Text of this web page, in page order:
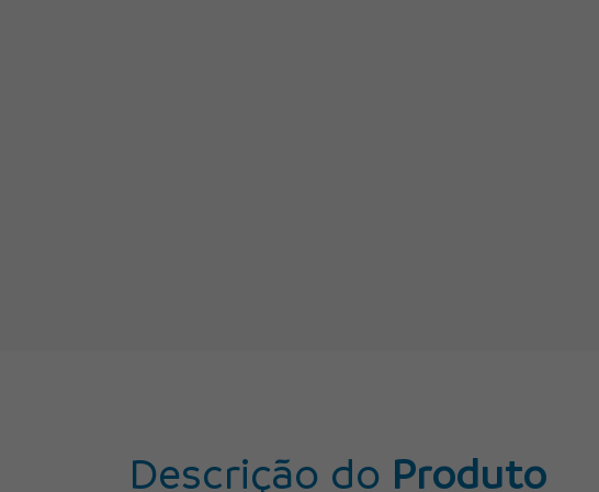
Descrição do Produto